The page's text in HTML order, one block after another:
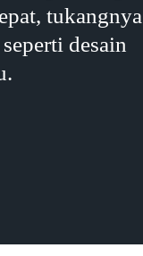
tukangnya
desain